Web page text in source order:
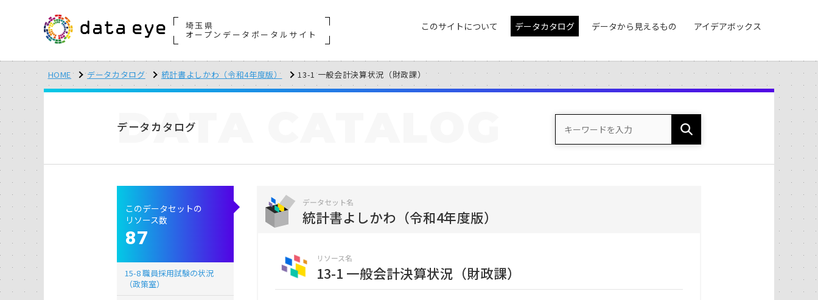
埼玉県
オープンデータポータルサイト
このサイトについて データカタログ データから見えるもの アイデアボックス
HOME データカタログ 統計書よしかわ（令和4年度版） 13-1 一般会計決算状況（財政課）
データカタログ
DATA
データセット名
統計書よしかわ（令和4年度版）
リソース名
13-1 一般会計決算状況（財政課）
このデータセットの
リソース数
87
15-8 職員採用試験の状況
（政策室）